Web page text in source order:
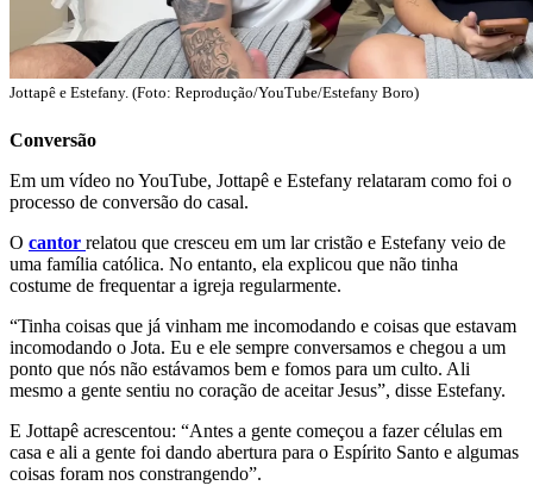
Jottapê e Estefany. (Foto: Reprodução/YouTube/Estefany Boro)
Conversão
Em um vídeo no YouTube, Jottapê e Estefany relataram como foi o
processo de conversão do casal.
O cantor relatou que cresceu em um lar cristão e Estefany veio de
uma família católica. No entanto, ela explicou que não tinha
costume de frequentar a igreja regularmente.
“Tinha coisas que já vinham me incomodando e coisas que estavam
incomodando o Jota. Eu e ele sempre conversamos e chegou a um
ponto que nós não estávamos bem e fomos para um culto. Ali
mesmo a gente sentiu no coração de aceitar Jesus”, disse Estefany.
E Jottapê acrescentou: “Antes a gente começou a fazer células em
casa e ali a gente foi dando abertura para o Espírito Santo e algumas
coisas foram nos constrangendo”.